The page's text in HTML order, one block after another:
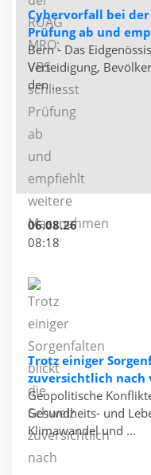
Cybervorfall bei der
Prüfung ab und
Bern - Das
Verteidigung,
den ...
06.08.26
08:18
Trotz einiger
zuversichtlich nach
Geopolitische
Gesundheits- und
Klimawandel und ...